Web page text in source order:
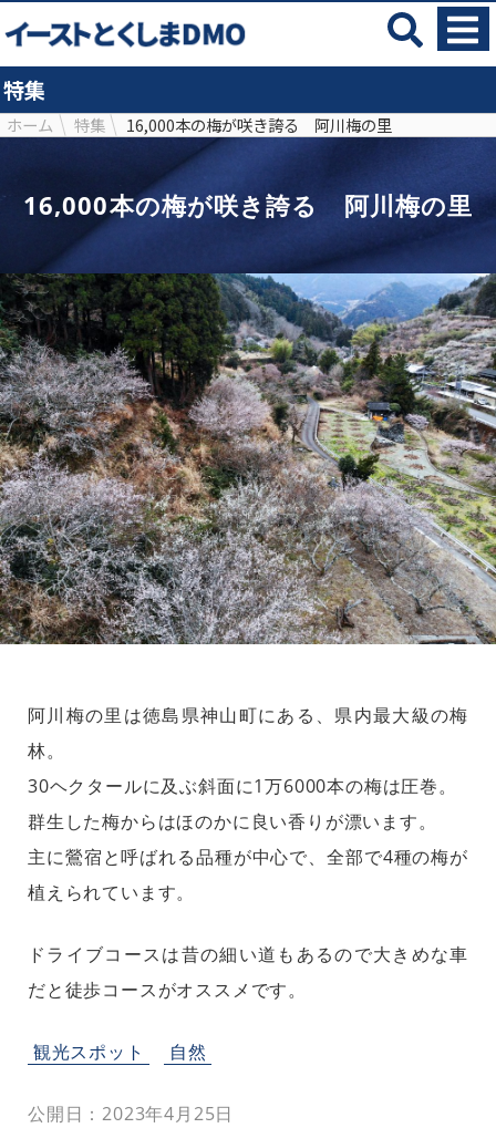
特集
ホーム 特集 16,000本の梅が咲き誇る 阿川梅の里
16,000本の梅が咲き誇る 阿川梅の里
阿川梅の里は徳島県神山町にある、県内最大級の梅
林。
30ヘクタールに及ぶ斜面に1万6000本の梅は圧巻。
群生した梅からはほのかに良い香りが漂います。
主に鶯宿と呼ばれる品種が中心で、全部で4種の梅が
植えられています。
ドライブコースは昔の細い道もあるので大きめな車
だと徒歩コースがオススメです。
観光スポット 自然
公開日：2023年4月25日